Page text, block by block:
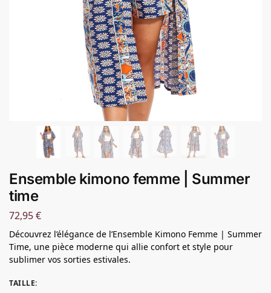
Ensemble kimono femme | Summer
time
72,95€
Découvrez l’élégance de l’Ensemble Kimono Femme | Summer
Time, une pièce moderne qui allie confort et style pour
sublimer vos sorties estivales.
TAILLE: